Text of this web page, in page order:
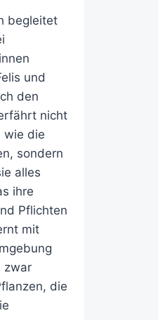
begleitet
und
den
nicht
wie die
sondern
alles
ihre
Pflichten
mit
zwar
die